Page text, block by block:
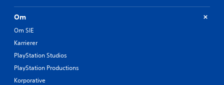
Om
Om SIE
Karrierer
PlayStation Studios
PlayStation Productions
Korporative